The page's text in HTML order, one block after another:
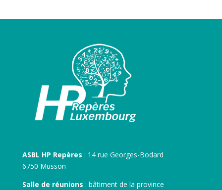
ASBL HP Repères : 14 rue Georges-Bodard
6750 Musson
Salle de réunions : bâtiment de la province